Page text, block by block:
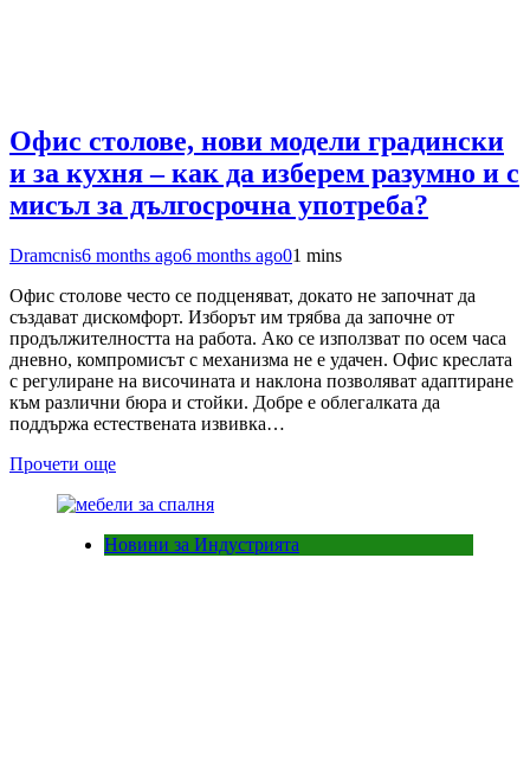
Офис столове, нови модели градински
и за кухня – как да изберем разумно и с
мисъл за дългосрочна употреба?
Dramcnis6 months ago6 months ago01 mins
Офис столове често се подценяват, докато не започнат да
създават дискомфорт. Изборът им трябва да започне от
продължителността на работа. Ако се използват по осем часа
дневно, компромисът с механизма не е удачен. Офис креслата
с регулиране на височината и наклона позволяват адаптиране
към различни бюра и стойки. Добре е облегалката да
поддържа естествената извивка…
Прочети още
Новини за Индустрията